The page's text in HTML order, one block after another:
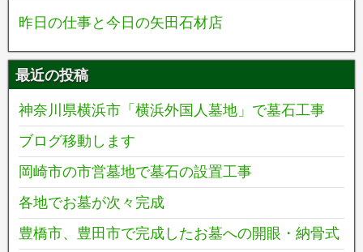
昨日の仕事と今日の矢田石材店
最近の投稿
神奈川県横浜市「横浜外国人墓地」で墓石工事
ブログ移動します
岡崎市の市営墓地で墓石の設置工事
各地でお墓が次々完成
豊橋市、豊田市で完成したお墓への開眼・納骨式